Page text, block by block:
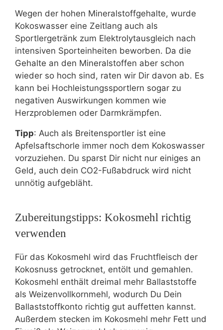
Wegen der hohen Mineralstoffgehalte, wurde
Kokoswasser eine Zeitlang auch als
Sportlergetränk zum Elektrolytausgleich nach
intensiven Sporteinheiten beworben. Da die
Gehalte an den Mineralstoffen aber schon
wieder so hoch sind, raten wir Dir davon ab. Es
kann bei Hochleistungssportlern sogar zu
negativen Auswirkungen kommen wie
Herzproblemen oder Darmkrämpfen.
Tipp: Auch als Breitensportler ist eine
Apfelsaftschorle immer noch dem Kokoswasser
vorzuziehen. Du sparst Dir nicht nur einiges an
Geld, auch dein CO2-Fußabdruck wird nicht
unnötig aufgebläht.
Zubereitungstipps: Kokosmehl richtig
verwenden
Für das Kokosmehl wird das Fruchtfleisch der
Kokosnuss getrocknet, entölt und gemahlen.
Kokosmehl enthält dreimal mehr Ballaststoffe
als Weizenvollkornmehl, wodurch Du Dein
Ballaststoffkonto richtig gut auffetten kannst.
Außerdem stecken im Kokosmehl mehr Fett und